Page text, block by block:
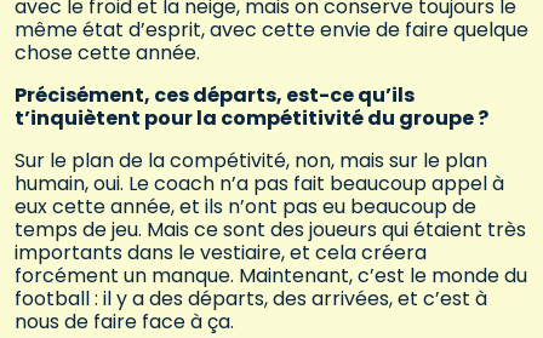
avec le froid et la neige, mais on conserve toujours le
même état d’esprit, avec cette envie de faire quelque
chose cette année.
Précisément, ces départs, est-ce qu’ils
t’inquiètent pour la compétitivité du groupe ?
Sur le plan de la compétivité, non, mais sur le plan
humain, oui. Le coach n’a pas fait beaucoup appel à
eux cette année, et ils n’ont pas eu beaucoup de
temps de jeu. Mais ce sont des joueurs qui étaient très
importants dans le vestiaire, et cela créera
forcément un manque. Maintenant, c’est le monde du
football : il y a des départs, des arrivées, et c’est à
nous de faire face à ça.